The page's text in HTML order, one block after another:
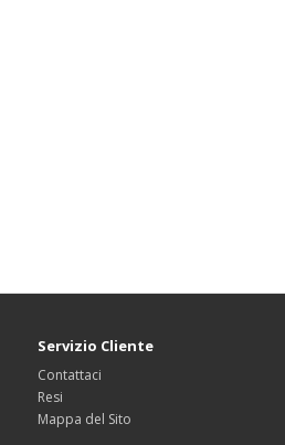
Servizio Cliente
Contattaci
Resi
Mappa del Sito